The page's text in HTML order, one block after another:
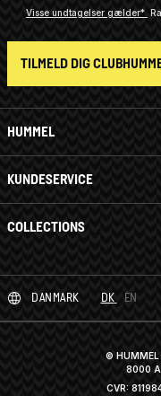
HUMMEL
KUNDESERVICE
COLLECTIONS
Visse undtagelser gælder*
TILMELD DIG
DANMARK DK EN
© HUMMEL
8000
CVR: